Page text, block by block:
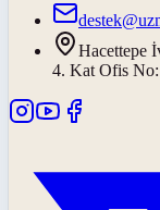
Hacettepe
4. Kat Ofis